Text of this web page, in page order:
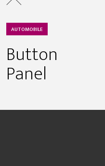
AUTOMOBILE
Button
Panel